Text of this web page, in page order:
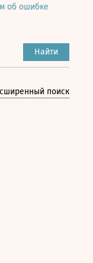
об ошибке
Найти
поиск